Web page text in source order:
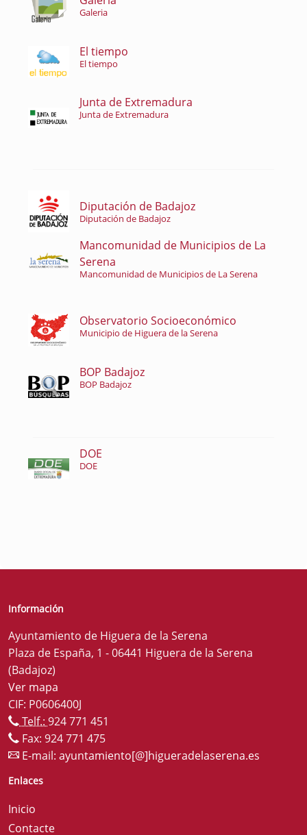
Galeria
El tiempo
El tiempo
Junta de Extremadura
Junta de Extremadura
Diputación de Badajoz
Diputación de Badajoz
Mancomunidad de Municipios de La
Serena
Mancomunidad de Municipios de La Serena
Observatorio Socioeconómico
Municipio de Higuera de la Serena
BOP Badajoz
BOP Badajoz
DOE
DOE
Información
Ayuntamiento de Higuera de la Serena
Plaza de España, 1 - 06441 Higuera de la Serena
(Badajoz)
Ver mapa
CIF: P0606400J
Telf.: 924 771 451
Fax: 924 771 475
E-mail: ayuntamiento[@]higueradelaserena.es
Enlaces
Inicio
Contacte